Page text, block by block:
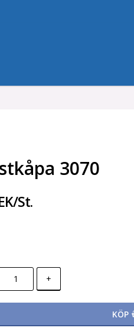
3070
St.
+
KÖP